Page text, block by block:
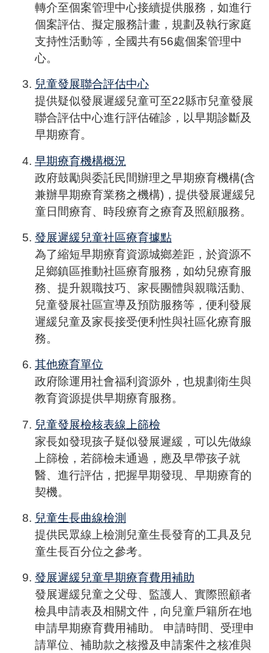
轉介至個案管理中心接續提供服務，如進行
個案評估、擬定服務計畫，規劃及執行家庭
支持性活動等，全國共有56處個案管理中
心。
兒童發展聯合評估中心
提供疑似發展遲緩兒童可至22縣市兒童發展
聯合評估中心進行評估確診，以早期診斷及
早期療育。
早期療育機構概況
政府鼓勵與委託民間辦理之早期療育機構(含
兼辦早期療育業務之機構)，提供發展遲緩兒
童日間療育、時段療育之療育及照顧服務。
發展遲緩兒童社區療育據點
為了縮短早期療育資源城鄉差距，於資源不
足鄉鎮區推動社區療育服務，如幼兒療育服
務、提升親職技巧、家長團體與親職活動、
兒童發展社區宣導及預防服務等，便利發展
遲緩兒童及家長接受便利性與社區化療育服
務。
其他療育單位
政府除運用社會福利資源外，也規劃衛生與
教育資源提供早期療育服務。
兒童發展檢核表線上篩檢
家長如發現孩子疑似發展遲緩，可以先做線
上篩檢，若篩檢未通過，應及早帶孩子就
醫、進行評估，把握早期發現、早期療育的
契機。
兒童生長曲線檢測
提供民眾線上檢測兒童生長發育的工具及兒
童生長百分位之參考。
發展遲緩兒童早期療育費用補助
發展遲緩兒童之父母、監護人、實際照顧者
檢具申請表及相關文件，向兒童戶籍所在地
申請早期療育費用補助。 申請時間、受理申
請單位、補助款之核撥及申請案件之核准與